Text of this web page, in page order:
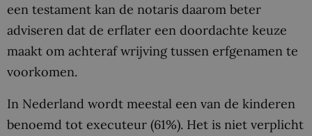
een testament kan de notaris daarom beter
adviseren dat de erflater een doordachte keuze
maakt om achteraf wrijving tussen erfgenamen te
voorkomen.
In Nederland wordt meestal een van de kinderen
benoemd tot executeur (61%). Het is niet verplicht